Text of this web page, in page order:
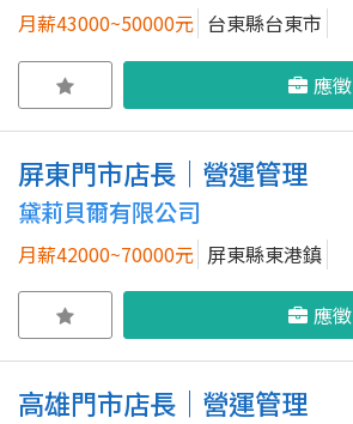
月薪43000~50000元 台東縣台東市
應徵
屏東門市店長｜營運管理
黛莉貝爾有限公司
月薪42000~70000元 屏東縣東港鎮
應徵
高雄門市店長｜營運管理